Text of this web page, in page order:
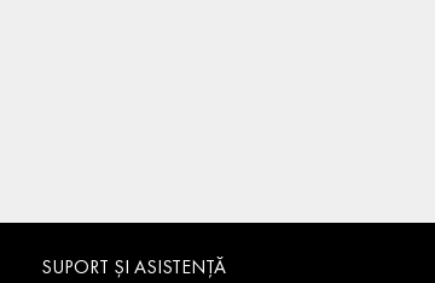
SUPORT ȘI ASISTENȚĂ